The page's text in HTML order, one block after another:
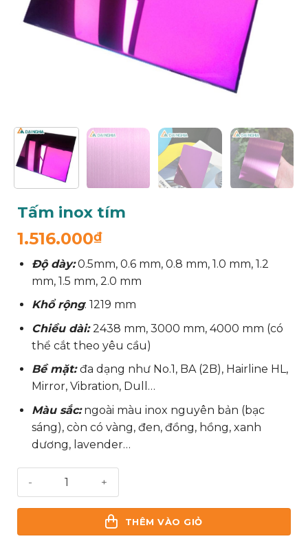
Tấm inox tím
1.516.000₫
Độ dày:0.5mm, 0.6 mm, 0.8 mm, 1.0 mm, 1.2
mm, 1.5 mm, 2.0 mm
Khổ rộng: 1219 mm
Chiều dài:2438 mm, 3000 mm, 4000 mm (có
thể cắt theo yêu cầu)
Bề mặt:đa dạng như No.1, BA (2B), Hairline HL,
Mirror, Vibration, Dull…
Màu sắc:ngoài màu inox nguyên bản (bạc
sáng), còn có vàng, đen, đồng, hồng, xanh
dương, lavender…
THÊM VÀO GIỎ